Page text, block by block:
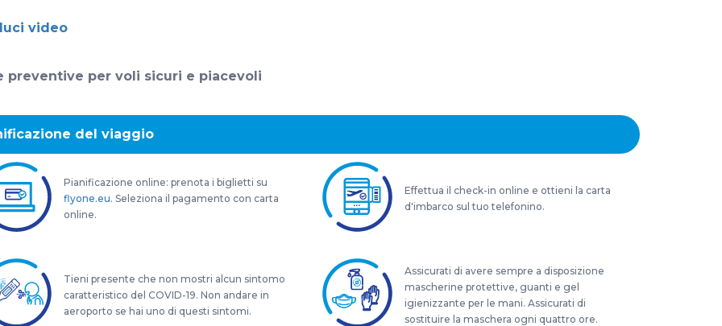
video
preventive per voli sicuri e piacevoli
del viaggio
Pianificazione online: prenota i biglietti su
flyone.eu. Seleziona il pagamento con carta
online.
Effettua il check-in online e ottieni la carta
d'imbarco sul tuo telefonino.
Tieni presente che non mostri alcun sintomo
caratteristico del COVID-19. Non andare in
aeroporto se hai uno di questi sintomi.
Assicurati di avere sempre a disposizione
mascherine protettive, guanti e gel
igienizzante per le mani. Assicurati di
sostituire la maschera ogni quattro ore.